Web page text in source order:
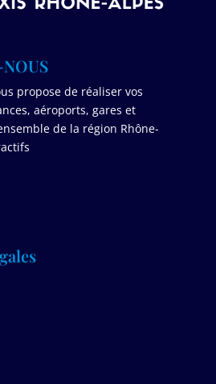
propose de réaliser vos
aéroports, gares et
de la région Rhône-